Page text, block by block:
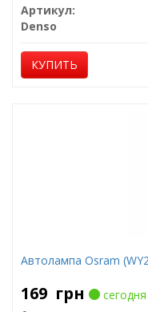
Артикул:
Denso
КУПИТЬ
Автолампа Osram
169 грн
сегодня